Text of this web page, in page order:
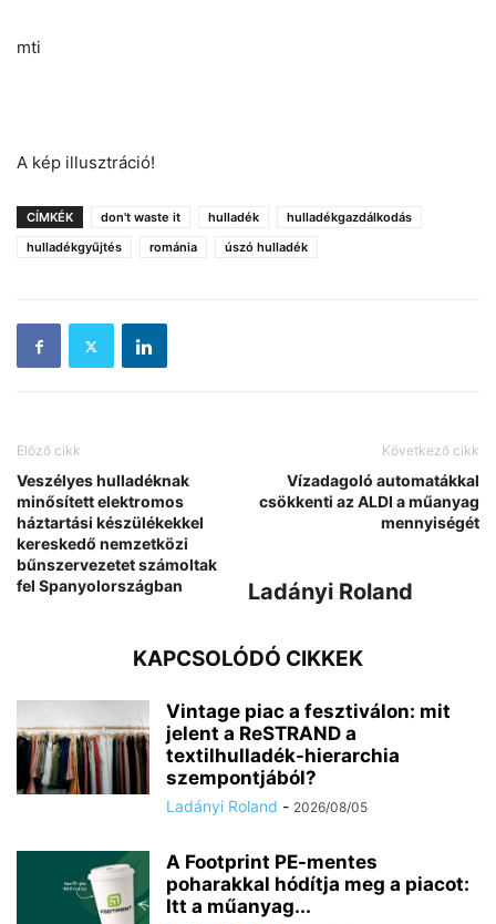
mti
A kép illusztráció!
CÍMKÉK don't waste it hulladék
hulladékgazdálkodás
hulladékgyűjtés
románia úszó hulladék
Előző cikk
Veszélyes hulladéknak
minősített elektromos
háztartási készülékekkel
kereskedő nemzetközi
bűnszervezetet számoltak
fel Spanyolországban
Következő cikk
Vízadagoló automatákkal
csökkenti az ALDI a műanyag
mennyiségét
Ladányi Roland
KAPCSOLÓDÓ CIKKEK
Vintage piac a fesztiválon: mit
jelent a ReSTRAND a
textilhulladék-hierarchia
szempontjából?
Ladányi Roland - 2026/08/05
A Footprint PE-mentes
poharakkal hódítja meg a piacot:
Itt a műanyag...